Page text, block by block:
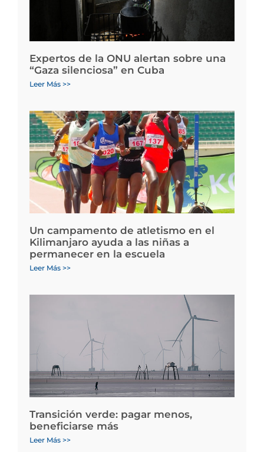
Expertos de la ONU alertan sobre una
“Gaza silenciosa” en Cuba
Leer Más >>
Un campamento de atletismo en el
Kilimanjaro ayuda a las niñas a
permanecer en la escuela
Leer Más >>
Transición verde: pagar menos,
beneficiarse más
Leer Más >>